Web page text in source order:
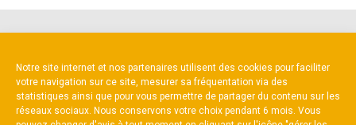
Notre site internet et nos partenaires utilisent des cookies pour faciliter
votre navigation sur ce site, mesurer sa fréquentation via des
statistiques ainsi que pour vous permettre de partager du contenu sur les
réseaux sociaux. Nous conservons votre choix pendant 6 mois. Vous